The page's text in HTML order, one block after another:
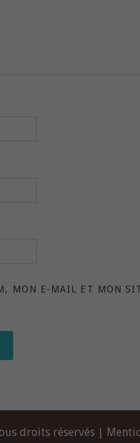
MON E-MAIL ET MON
droits réservés |